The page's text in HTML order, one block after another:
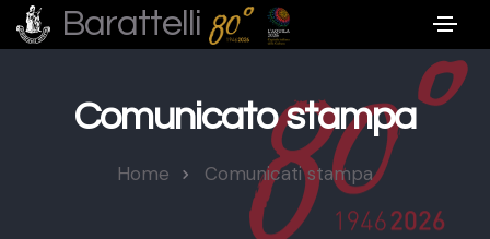
Barattelli
Comunicato stampa
Home Comunicati stampa